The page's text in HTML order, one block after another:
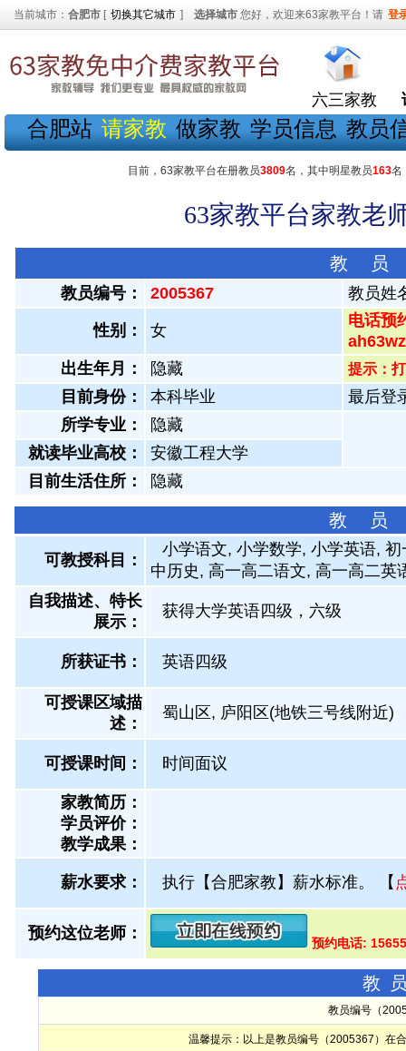
当前城市： 合肥市 [ 切换其它城市 ] 选择城市 您好，欢迎来63家教平台！请 登
六三家教
合肥站 请家教 做家教 学员信息 教员
目前，63家教平台在册教员3809名，其中明星教员163名
63家教平台家教老
教 员
教员编号： 2005367 教员姓
性别： 女
电话预
出生年月：
隐藏 提示：
目前身份： 本科毕业
最后登
所学专业：
隐藏
就读毕业高校：
安徽工程大学
目前生活住所：
隐藏
教 员
可教授科目：
小学语文, 小学数学, 小学英语,
中历史, 高一高二语文, 高一高二英
自我描述、特长
展示 ：
获得大学英语四级，六级
所获证书 ： 英语四级
可授课区域描
述：
蜀山区, 庐阳区(地铁三号线附近)
可授课时间： 时间面议
家教简历：
学员评价：
教学成果：
薪水要求： 执行【合肥家教】薪水标准。 【
预约这位老师：
预约电话:
教
教员编号（
温馨提示：以上是教员编号（2005367）在